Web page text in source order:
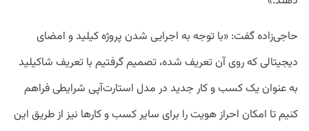
حاجی‌زاده گفت: «با توجه به اجرایی شدن پروژه کیلید و امضای
دیجیتالی که روی آن تعریف شده، تصمیم گرفتیم با تعریف شاکیلید
به عنوان یک کسب و کار جدید در مدل استارت‌آپی شرایطی فراهم
کنیم تا امکان احراز هویت را برای سایر کسب و کارها نیز از طریق این